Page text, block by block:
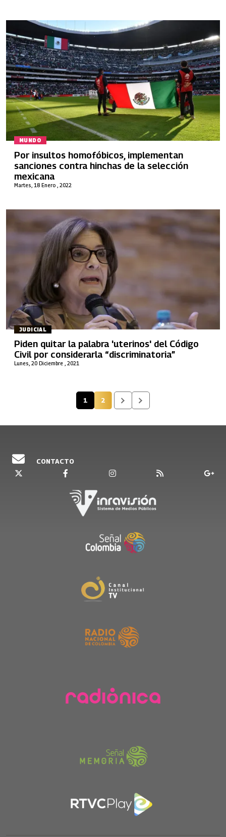
MUNDO
Martes, 18 Enero , 2022
Por insultos homofóbicos, implementan
sanciones contra hinchas de la selección
mexicana
JUDICIAL
Lunes, 20 Diciembre , 2021
Piden quitar la palabra 'uterinos' del Código
Civil por considerarla “discriminatoria”
Página actual
1 Página
2
CONTACTO